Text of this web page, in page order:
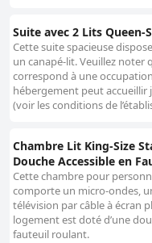
Suite avec 2 Lits Queen-
Cette suite spacieuse
un canapé-lit. Veuillez noter
correspond à une
hébergement peut accueillir
(voir les conditions de
Chambre Lit King-Size
Douche Accessible en
Cette chambre pour
comporte un micro-ondes,
télévision par câble à écran
logement est doté d’une
fauteuil roulant.